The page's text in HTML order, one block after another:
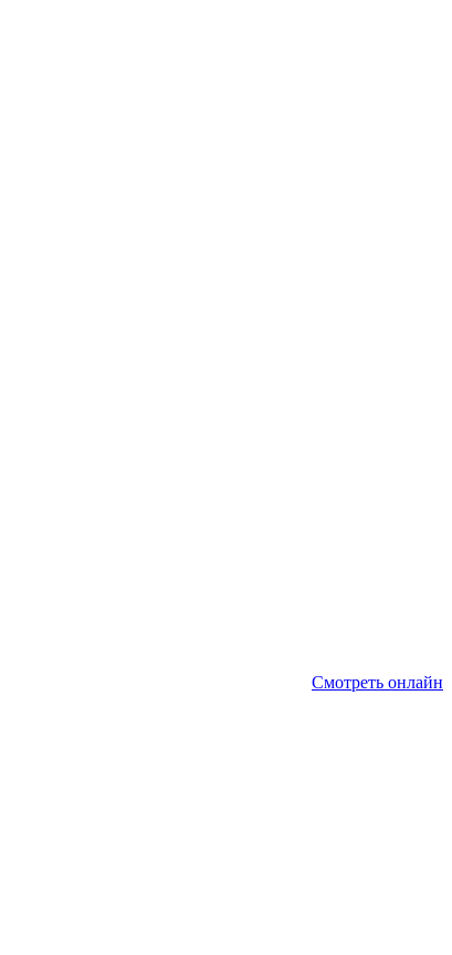
Смотреть онлайн